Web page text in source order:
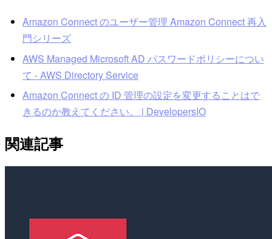
Amazon Connect のユーザー管理 Amazon Connect 再⼊
⾨シリーズ
AWS Managed Microsoft AD パスワードポリシーについ
て - AWS Directory Service
Amazon Connect の ID 管理の設定を変更することはで
きるのか教えてください。 | DevelopersIO
関連記事